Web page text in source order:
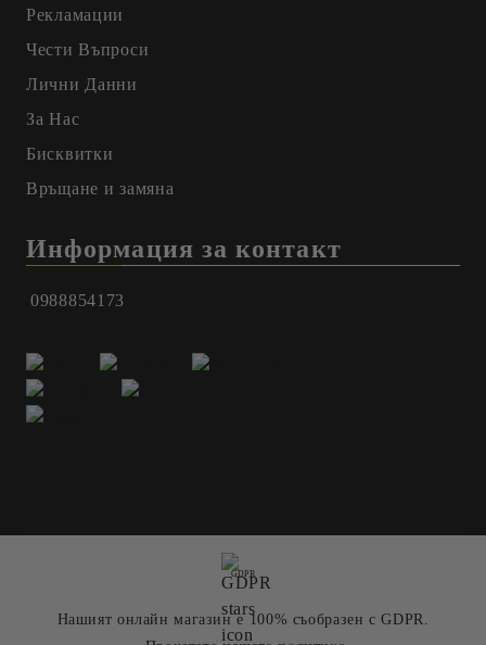
Рекламации
Чести Въпроси
Лични Данни
За Нас
Бисквитки
Връщане и замяна
Информация за контакт
0988854173
GDPR
Нашият онлайн магазин е 100% съобразен с GDPR.